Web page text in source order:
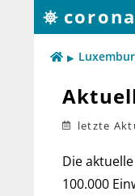
​letzte
Die
100.000